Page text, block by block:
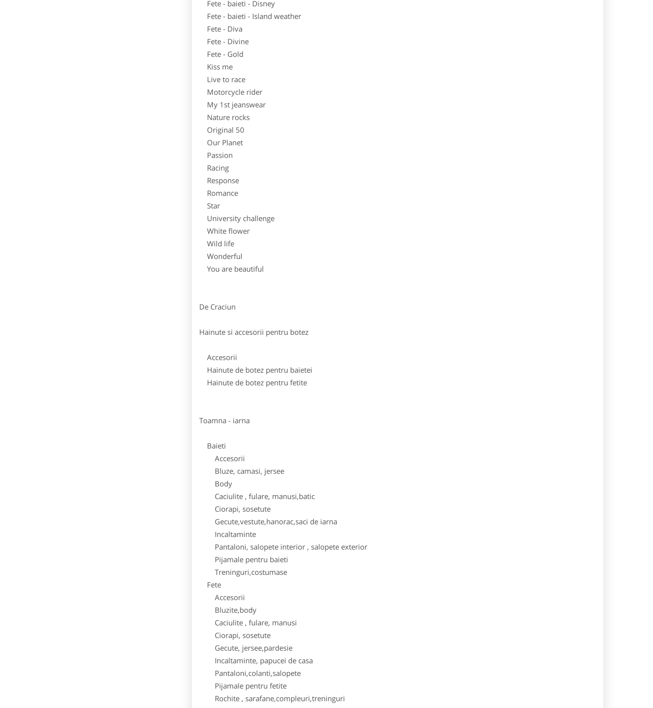
Fete - baieti - Disney
Fete - baieti - Island weather
Fete - Diva
Fete - Divine
Fete - Gold
Kiss me
Live to race
Motorcycle rider
My 1st jeanswear
Nature rocks
Original 50
Our Planet
Passion
Racing
Response
Romance
Star
University challenge
White flower
Wild life
Wonderful
You are beautiful
De Craciun
Hainute si accesorii pentru botez
Accesorii
Hainute de botez pentru baietei
Hainute de botez pentru fetite
Toamna - iarna
Baieti
Accesorii
Bluze, camasi, jersee
Body
Caciulite , fulare, manusi,batic
Ciorapi, sosetute
Gecute,vestute,hanorac,saci de iarna
Incaltaminte
Pantaloni, salopete interior , salopete exterior
Pijamale pentru baieti
Treninguri,costumase
Fete
Accesorii
Bluzite,body
Caciulite , fulare, manusi
Ciorapi, sosetute
Gecute, jersee,pardesie
Incaltaminte, papucei de casa
Pantaloni,colanti,salopete
Pijamale pentru fetite
Rochite , sarafane,compleuri,treninguri